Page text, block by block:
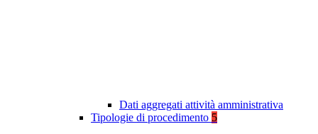
Dati aggregati attività amministrativa
Tipologie di procedimento 5